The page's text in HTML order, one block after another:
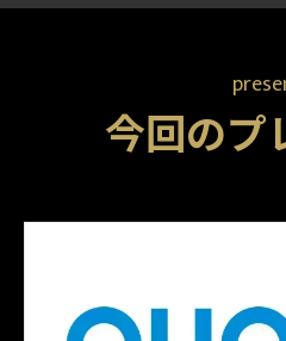
今回のプ